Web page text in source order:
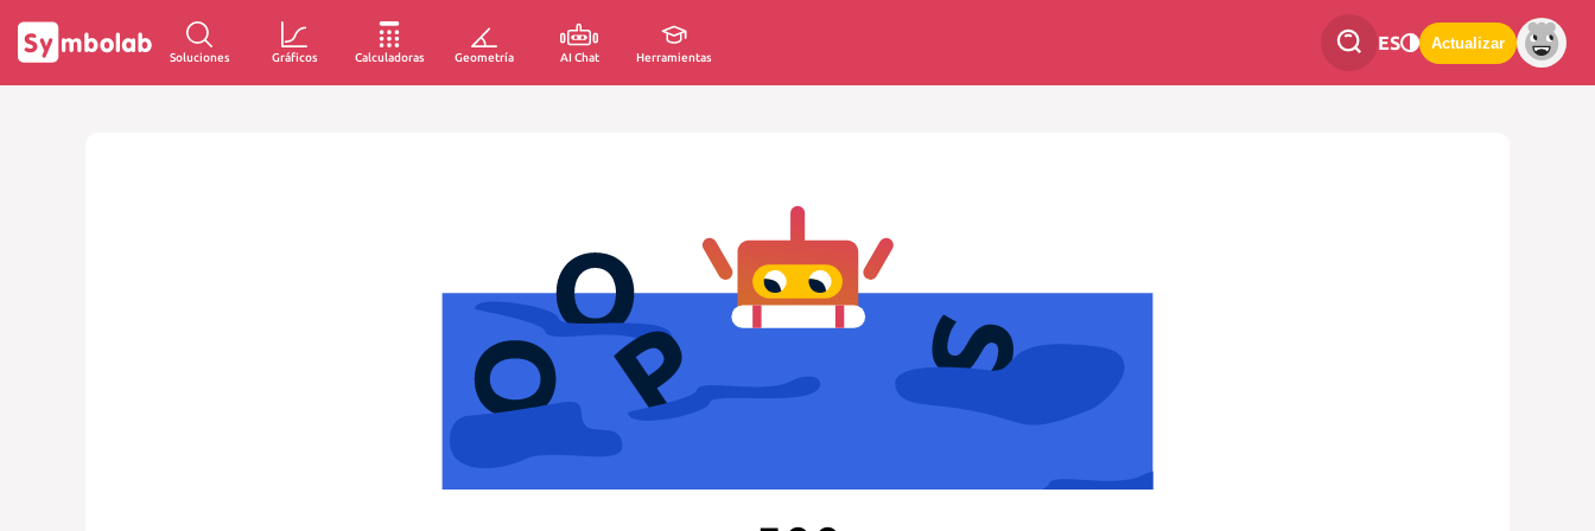
Soluciones Gráficos Calculadoras Geometría AI Chat Herramientas
ES Actualizar